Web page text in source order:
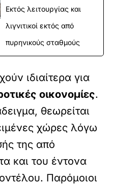
Εκτός λειτουργίας και
λιγνιτικοί εκτός από
πυρηνικούς σταθμούς
ιδιαίτερα για
οικονομίες.
θεωρείται
χώρες λόγω
της από
και του έντονα
Παρόμοιοι